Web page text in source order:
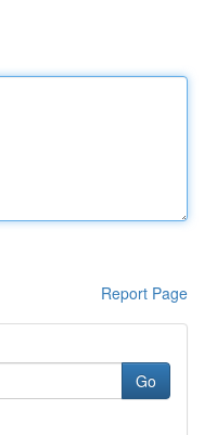
Report Page
Go